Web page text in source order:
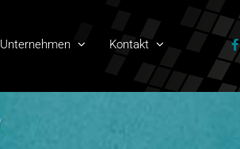
Unternehmen Kontakt